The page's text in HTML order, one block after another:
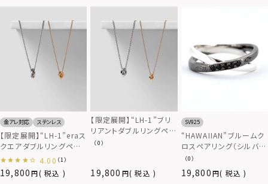
金アレ対応 ステンレス
【限定展開】“LH-1”eraス
クエアダブルリングペア
ネックレス/ダイヤモンド/
サージカルステンレス（金
属アレルギー対応）
19,800 税込
4.00 （1）
【限定展開】“LH-1”ブリ
リアントダブルリングペア
ネックレス（ダイヤモン
19,800 税込
（0）
SV925
“HAWAIIAN”ブルームク
ロスペアリング（シルバー
×ブラック）/シルバー
925
19,800 税込
（0）